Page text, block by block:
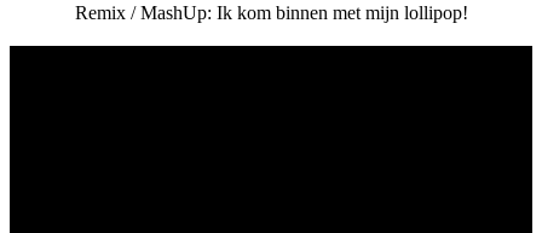
Remix / MashUp: Ik kom binnen met mijn lollipop!